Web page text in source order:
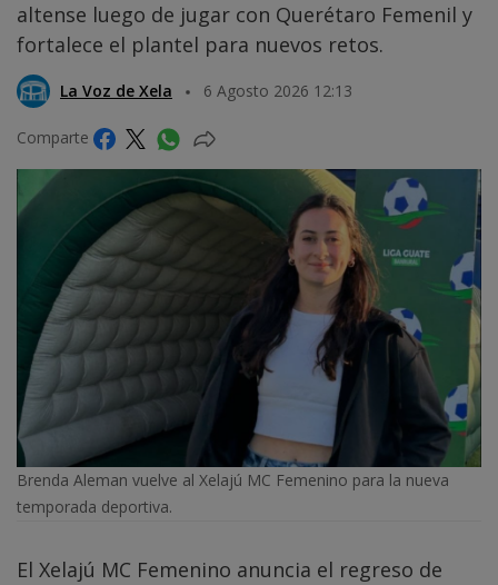
altense luego de jugar con Querétaro Femenil y
fortalece el plantel para nuevos retos.
La Voz de Xela 6 Agosto 2026 12:13
Comparte
Brenda Aleman vuelve al Xelajú MC Femenino para la nueva
temporada deportiva.
El Xelajú MC Femenino anuncia el regreso de